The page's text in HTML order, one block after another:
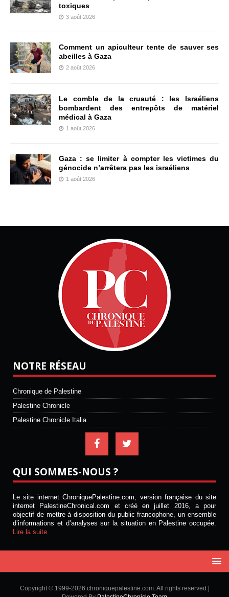
toxiques
3 août 2026
Comment un apiculteur tente de sauver ses
abeilles à Gaza
2 août 2026
Le comble de la cruauté : les Israéliens
bombardent des entrepôts de matériel
médical à Gaza
1 août 2026
Gaza : se limiter à compter les victimes du
génocide n’arrêtera pas les israéliens
1 août 2026
NOTRE RÉSEAU
Chronique de Palestine
Palestine Chronicle
Palestine Chronicle Italia
QUI SOMMES-NOUS ?
Le site internet ChroniquePalestine.com, version française du site
internet PalestineChronical.com et créé en juillet 2016, a pour
objectif de mettre à disposition du public francophone, un ensemble
d’informations et d’analyses sur la situation en Palestine occupée.
Lire la suite
Copyright © 1999-2026 chroniquepalestine.com. All rights reserved |